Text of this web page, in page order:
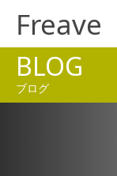
Freave
BLOG
ブログ